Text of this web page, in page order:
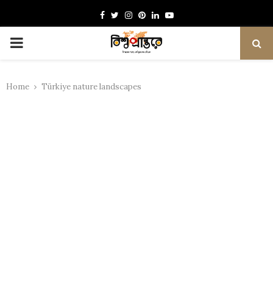
Facebook
TwitterInstagram
Pinterest
LinkedinYoutube
PRIMARY
Home Türkiye nature landscapes